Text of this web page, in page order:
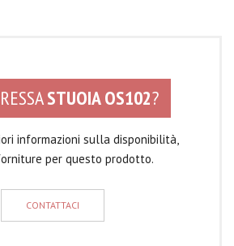
STUOIA OS102?
informazioni sulla disponibilità,
per questo prodotto.
CONTATTACI